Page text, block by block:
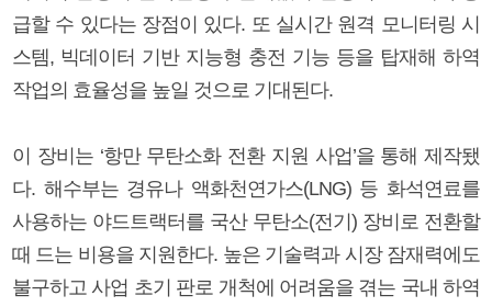
급할 수 있다는 장점이 있다. 또 실시간 원격 모니터링 시
스템, 빅데이터 기반 지능형 충전 기능 등을 탑재해 하역
작업의 효율성을 높일 것으로 기대된다.
이 장비는 ‘항만 무탄소화 전환 지원 사업’을 통해 제작됐
다. 해수부는 경유나 액화천연가스(LNG) 등 화석연료를
사용하는 야드트랙터를 국산 무탄소(전기) 장비로 전환할
때 드는 비용을 지원한다. 높은 기술력과 시장 잠재력에도
불구하고 사업 초기 판로 개척에 어려움을 겪는 국내 하역